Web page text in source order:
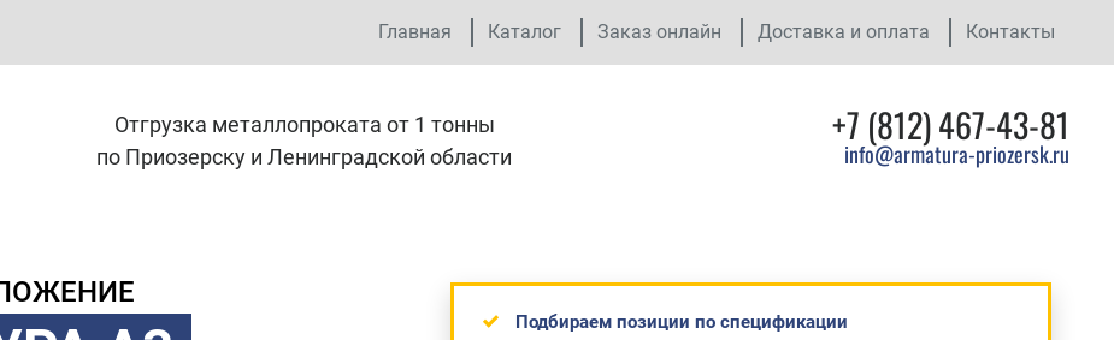
Главная Каталог Заказ онлайн Доставка и оплата Контакты
Отгрузка металлопроката от 1 тонны
по Приозерску и Ленинградской области
+7 (812) 467-43-81
info@armatura-priozersk.ru
Подбираем позиции по спецификации